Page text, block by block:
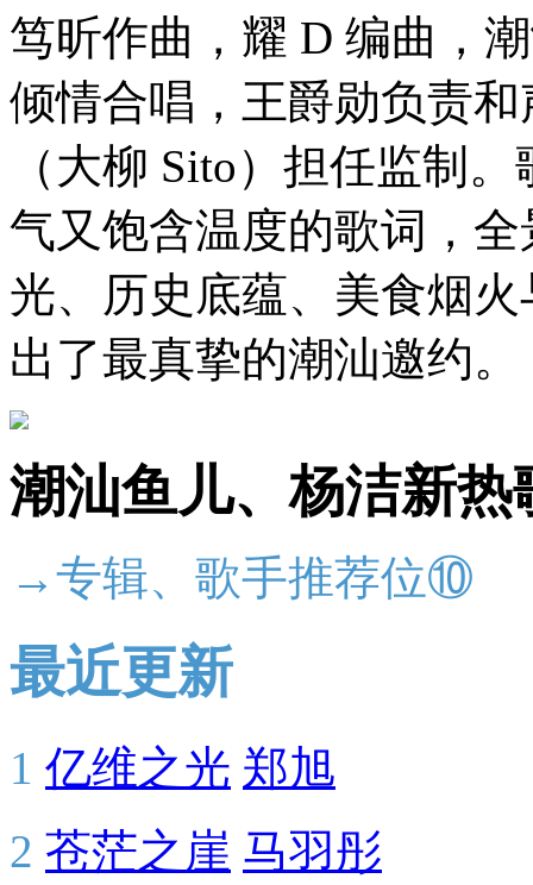
笃昕作曲，耀 D 编曲，
倾情合唱，王爵勋负责
（大柳 Sito）担任监制
气又饱含温度的歌词，
光、历史底蕴、美食烟
出了最真挚的潮汕邀约。
潮汕鱼儿、杨洁新
→专辑、歌手推荐位⑩
最近更新
1 亿维之光 郑旭
2 苍茫之崖 马羽彤